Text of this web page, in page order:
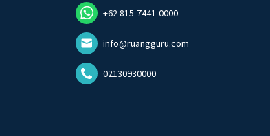
+62 815-7441-0000
info@ruangguru.com
02130930000